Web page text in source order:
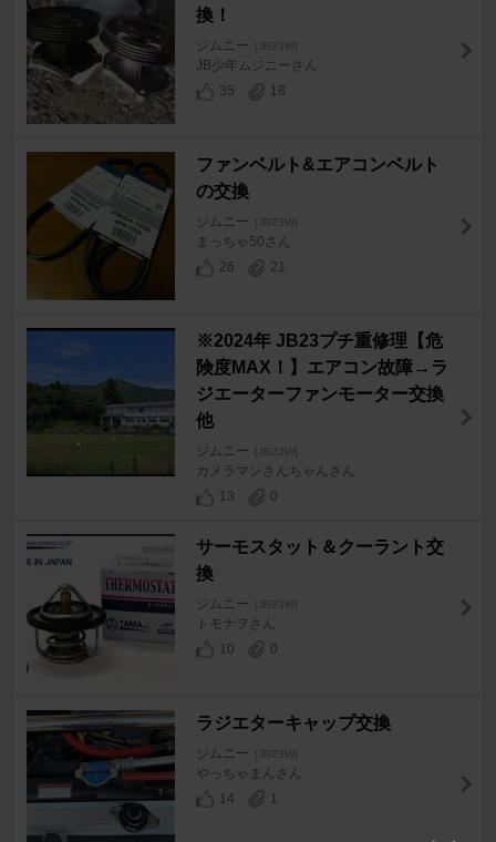
換！
ジムニー [JB23W]
JB少年ムジニーさん
35
18
ファンベルト&エアコンベルト
の交換
ジムニー [JB23W]
まっちゃ50さん
26
21
※2024年 JB23プチ重修理【危
険度MAX！】エアコン故障→ラ
ジエーターファンモーター交換
他
ジムニー [JB23W]
カメラマンさんちゃんさん
13
0
サーモスタット＆クーラント交
換
ジムニー [JB23W]
トモナヲさん
10
0
ラジエターキャップ交換
ジムニー [JB23W]
やっちゃまんさん
14
1